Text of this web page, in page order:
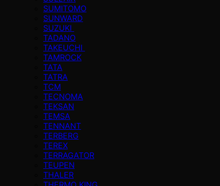
SUMITOMO
SUNWARD
SUZUKI
TADANO
TAKEUCHI
TAMROCK
TATA
TATRA
TCM
TECNOMA
TEKSAN
TEMSA
TENNANT
TERBERG
TEREX
TERRAGATOR
TEUPEN
THALER